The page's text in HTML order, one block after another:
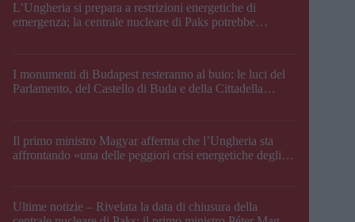
L’Ungheria si prepara a restrizioni energetiche di
emergenza; la centrale nucleare di Paks potrebbe
I monumenti di Budapest resteranno al buio: le luci del
Parlamento, del Castello di Buda e della Cittadella
Il primo ministro Magyar afferma che l’Ungheria sta
affrontando «una delle peggiori crisi energetiche degli
Ultime notizie – Rivelata la data di chiusura della